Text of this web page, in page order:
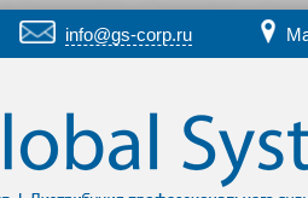
info@gs-corp.ru